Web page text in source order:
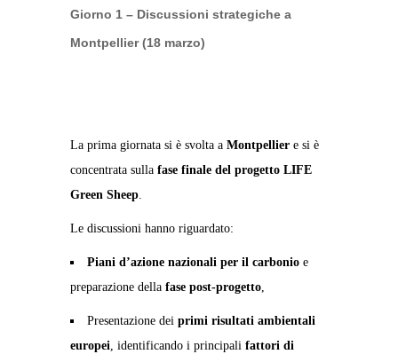
Giorno 1 – Discussioni strategiche a
Montpellier (18 marzo)
La prima giornata si è svolta a Montpellier e si è
concentrata sulla fase finale del progetto LIFE
Green Sheep.
Le discussioni hanno riguardato:
Piani d’azione nazionali per il carbonio e
preparazione della fase post-progetto,
Presentazione dei primi risultati ambientali
europei, identificando i principali fattori di